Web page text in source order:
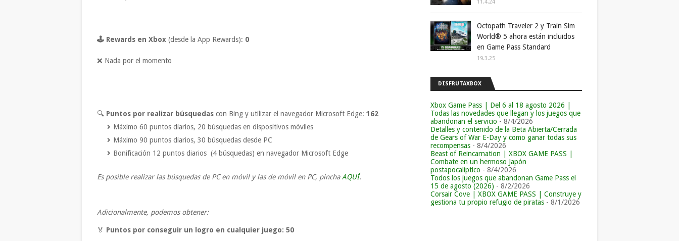
🕹 Rewards en Xbox (desde la App Rewards): 0
❌ Nada por el momento
🔍 Puntos por realizar búsquedas con Bing y utilizar el navegador Microsoft Edge: 162
Máximo 60 puntos diarios, 20 búsquedas en dispositivos móviles
Máximo 90 puntos diarios, 30 búsquedas desde PC
Bonificación 12 puntos diarios (4 búsquedas) en navegador Microsoft Edge
Es posible realizar las búsquedas de PC en móvil y las de móvil en PC, pinchaAQUÍ.
Adicionalmente, podemos obtener:
🏅 Puntos por conseguir un logro en cualquier juego: 50
11.4.24
Octopath Traveler 2 y Train Sim
World® 5 ahora están incluidos
en Game Pass Standard
19.3.25
DISFRUTAXBOX
Xbox Game Pass | Del 6 al 18 agosto 2026 |
Todas las novedades que llegan y los juegos que
abandonan el servicio - 8/4/2026
Detalles y contenido de la Beta Abierta/Cerrada
de Gears of War E-Day y como ganar todas sus
recompensas - 8/4/2026
Beast of Reincarnation | XBOX GAME PASS |
Combate en un hermoso Japón
postapocalíptico - 8/4/2026
Todos los juegos que abandonan Game Pass el
15 de agosto (2026) - 8/2/2026
Corsair Cove | XBOX GAME PASS | Construye y
gestiona tu propio refugio de piratas - 8/1/2026